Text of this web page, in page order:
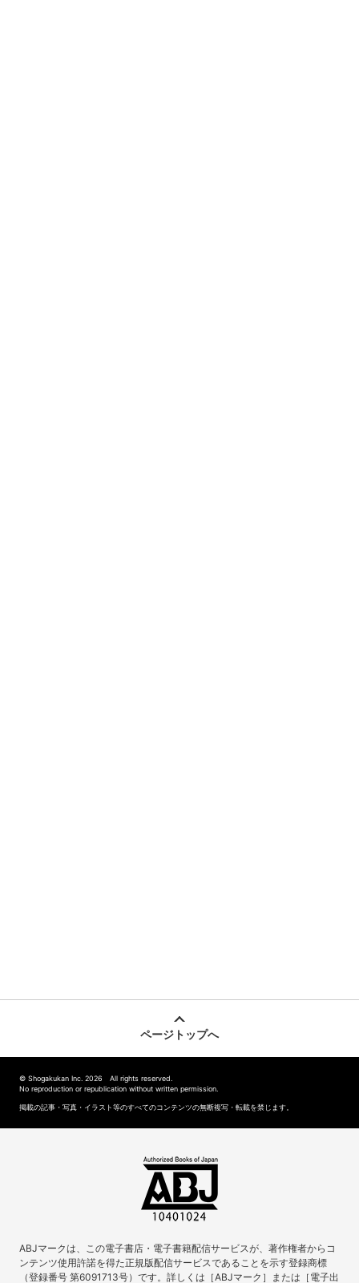
ページトップへ
© Shogakukan Inc. 2026 All rights reserved.
No reproduction or republication without written permission.
掲載の記事・写真・イラスト等のすべてのコンテンツの無断複写・転載を禁じます。
ABJマークは、この電子書店・電子書籍配信サービスが、著作権者からコ
ンテンツ使用許諾を得た正規版配信サービスであることを示す登録商標
（登録番号 第6091713号）です。詳しくは［ABJマーク］または［電子出